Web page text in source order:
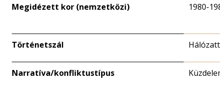
Megidézett kor (nemzetközi) 1980-
Történetszál
Narratíva/konfliktustípus